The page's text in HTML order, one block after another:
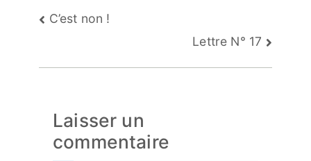
Navigation
l’article
C’est non !
Lettre N° 17
Laisser un
commentaire